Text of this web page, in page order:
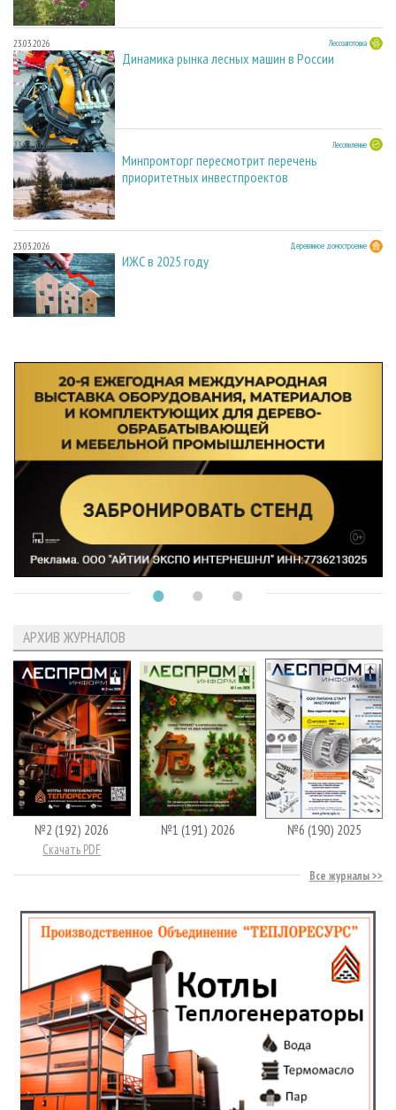
23.03.2026 Лесозаготовка
Динамика рынка лесных машин в России
23.03.2026 Лесопиление
Минпромторг пересмотрит перечень
приоритетных инвестпроектов
23.03.2026 Деревянное домостроение
ИЖС в 2025 году
АРХИВ ЖУРНАЛОВ
№2 (192) 2026
Скачать PDF
№1 (191) 2026 №6 (190) 2025
Все журналы